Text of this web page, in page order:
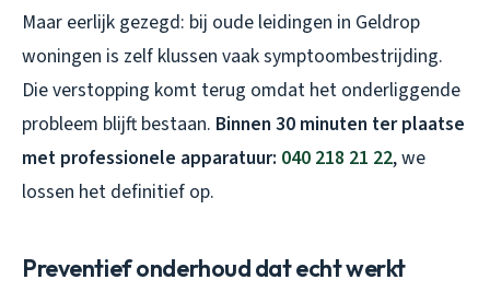
Maar eerlijk gezegd: bij oude leidingen in Geldrop
woningen is zelf klussen vaak symptoombestrijding.
Die verstopping komt terug omdat het onderliggende
probleem blijft bestaan. Binnen 30 minuten ter plaatse
met professionele apparatuur: 040 218 21 22, we
lossen het definitief op.
Preventief onderhoud dat echt werkt